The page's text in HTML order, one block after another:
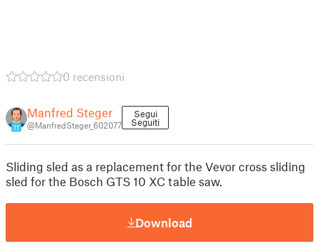
0 recensioni
11
Manfred Steger
@ManfredSteger_602077
Segui
Seguiti
Sliding sled as a replacement for the Vevor cross sliding
sled for the Bosch GTS 10 XC table saw.
Download